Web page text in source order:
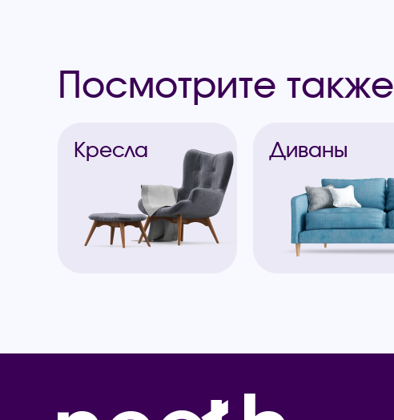
Посмотрите также
Кресла Диваны